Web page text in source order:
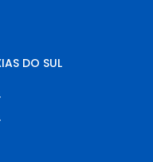
DO SUL